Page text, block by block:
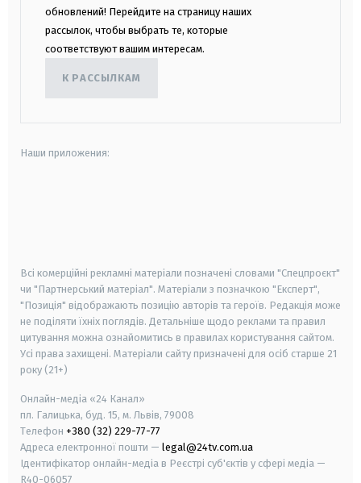
обновлений! Перейдите на страницу наших
рассылок, чтобы выбрать те, которые
соответствуют вашим интересам.
К РАССЫЛКАМ
Наши приложения:
Всі комерційні рекламні матеріали позначені словами "Спецпроєкт"
чи "Партнерський матеріал". Матеріали з позначкою "Експерт",
"Позиція" відображають позицію авторів та героїв. Редакція може
не поділяти їхніх поглядів. Детальніше щодо реклами та правил
цитування можна ознайомитись в правилах користування сайтом.
Усі права захищені. Матеріали сайту призначені для осіб старше 21
року (21+)
Онлайн-медіа «24 Канал»
пл. Галицька, буд. 15, м. Львів, 79008
Телефон +380 (32) 229-77-77
Адреса електронної пошти — legal@24tv.com.ua
Ідентифікатор онлайн-медіа в Реєстрі суб'єктів у сфері медіа —
R40-06057